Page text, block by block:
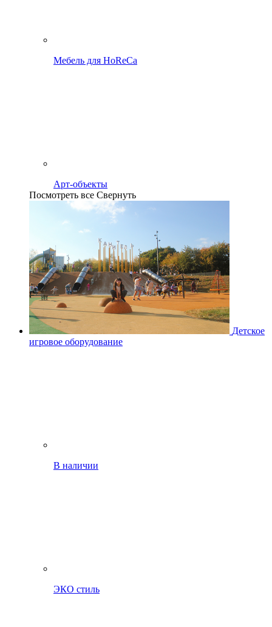
Мебель для HoReCa
Арт-объекты
Посмотреть все Свернуть
Детское
игровое оборудование
В наличии
ЭКО стиль